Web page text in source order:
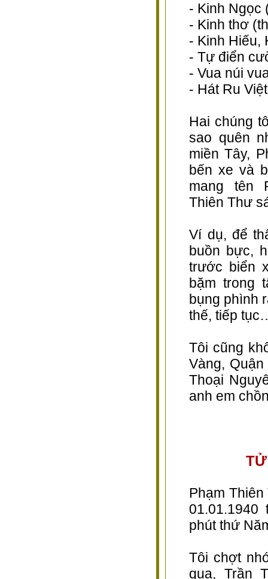
- Kinh Ngọc
- Kinh thơ
- Kinh Hiếu,
- Tự điển
- Vua núi
- Hát Ru
Hai chúng
sao quên
miền Tây,
bến xe và
mang tên
Thiên Thư
Ví dụ, để
buồn bực,
trước biển
bặm trong
bụng phình
thế, tiếp
Tôi cũng
Vàng,
Thoại
anh em
Phạm
phút thứ
Tôi chợt
qua, Trần